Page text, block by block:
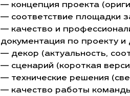
— концепция проекта
— соответствие площадки
— качество и
документация по проекту и
— декор (актуальность,
— сценарий (короткая
— технические решения
— качество работы